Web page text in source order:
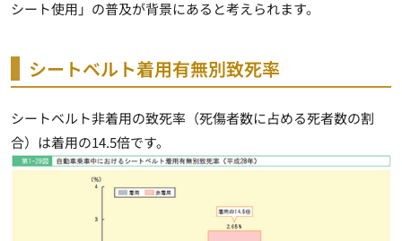
シート使用」の普及が背景にあると考えられます。
シートベルト着用有無別致死率
シートベルト非着用の致死率（死傷者数に占める死者数の割
合）は着用の14.5倍です。